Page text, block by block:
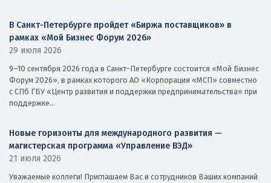
В Санкт-Петербурге пройдет «Биржа поставщиков» в
рамках «Мой Бизнес Форум 2026»
29 июля 2026
9–10 сентября 2026 года в Санкт-Петербурге состоится «Мой Бизнес
Форум 2026», в рамках которого АО «Корпорация «МСП» совместно
с СПб ГБУ «Центр развития и поддержки предпринимательства» при
поддержке...
Новые горизонты для международного развития —
магистерская программа «Управление ВЭД»
21 июля 2026
Уважаемые коллеги! Приглашаем Вас и сотрудников Ваших компаний